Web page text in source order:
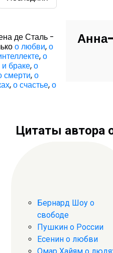
де Сталь -
о любви,о
,о
браке,о
смерти,о
,о счастье,о
Цитаты автора
Бернард Шоу о
свободе
Пушкин о России
Есенин о любви
Омар Хайям о